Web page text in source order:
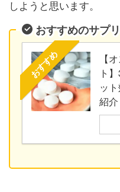
しようと思います。
おすすめのサプ
おすすめ
【
ト
ッ
紹介